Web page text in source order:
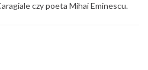
czy poeta Mihai Eminescu.